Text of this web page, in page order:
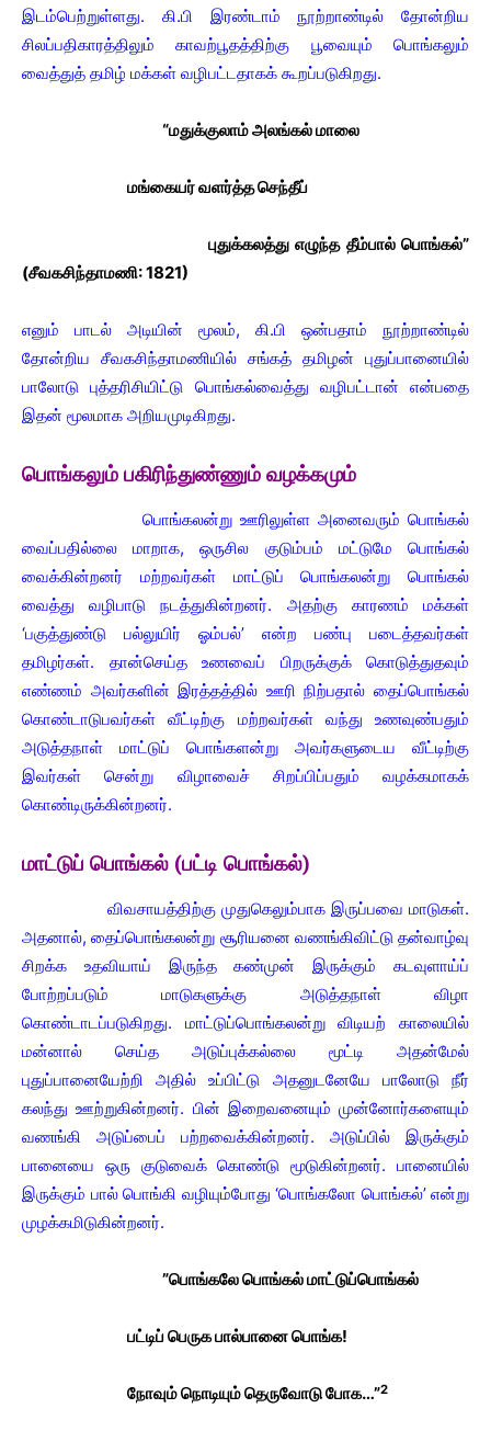
இடம்பெற்றுள்ளது. கி.பி இரண்டாம் நூற்றாண்டில் தோன்றிய
சிலப்பதிகாரத்திலும் காவற்பூதத்திற்கு பூவையும் பொங்கலும்
வைத்துத் தமிழ் மக்கள் வழிபட்டதாகக் கூறப்படுகிறது.
“மதுக்குலாம் அலங்கல் மாலை
மங்கையர் வளர்த்த செந்தீப்
புதுக்கலத்து எழுந்த தீம்பால் பொங்கல்”
(சீவகசிந்தாமணி: 1821)
எனும் பாடல் அடியின் மூலம், கி.பி ஒன்பதாம் நூற்றாண்டில்
தோன்றிய சீவகசிந்தாமணியில் சங்கத் தமிழன் புதுப்பானையில்
பாலோடு புத்தரிசியிட்டு பொங்கல்வைத்து வழிபட்டான் என்பதை
இதன் மூலமாக அறியமுடிகிறது.
பொங்கலும் பகிரிந்துண்ணும் வழக்கமும்
பொங்கலன்று ஊரிலுள்ள அனைவரும் பொங்கல்
வைப்பதில்லை மாறாக, ஒருசில குடும்பம் மட்டுமே பொங்கல்
வைக்கின்றனர் மற்றவர்கள் மாட்டுப் பொங்கலன்று பொங்கல்
வைத்து வழிபாடு நடத்துகின்றனர். அதற்கு காரணம் மக்கள்
‘பகுத்துண்டு பல்லுயிர் ஓம்பல்’ என்ற பண்பு படைத்தவர்கள்
தமிழர்கள். தான்செய்த உணவைப் பிறருக்குக் கொடுத்துதவும்
எண்ணம் அவர்களின் இரத்தத்தில் ஊரி நிற்பதால் தைப்பொங்கல்
கொண்டாடுபவர்கள் வீட்டிற்கு மற்றவர்கள் வந்து உணவுண்பதும்
அடுத்தநாள் மாட்டுப் பொங்களன்று அவர்களுடைய வீட்டிற்கு
இவர்கள் சென்று விழாவைச் சிறப்பிப்பதும் வழக்கமாகக்
கொண்டிருக்கின்றனர்.
மாட்டுப் பொங்கல் (பட்டி பொங்கல்)
விவசாயத்திற்கு முதுகெலும்பாக இருப்பவை மாடுகள்.
அதனால், தைப்பொங்கலன்று சூரியனை வணங்கிவிட்டு தன்வாழ்வு
சிறக்க உதவியாய் இருந்த கண்முன் இருக்கும் கடவுளாய்ப்
போற்றப்படும் மாடுகளுக்கு அடுத்தநாள் விழா
கொண்டாடப்படுகிறது. மாட்டுப்பொங்கலன்று விடியற் காலையில்
மன்னால் செய்த அடுப்புக்கல்லை மூட்டி அதன்மேல்
புதுப்பானையேற்றி அதில் உப்பிட்டு அதனுடனேயே பாலோடு நீர்
கலந்து ஊற்றுகின்றனர். பின் இறைவனையும் முன்னோர்களையும்
வணங்கி அடுப்பைப் பற்றவைக்கின்றனர். அடுப்பில் இருக்கும்
பானையை ஒரு குடுவைக் கொண்டு மூடுகின்றனர். பானையில்
இருக்கும் பால் பொங்கி வழியும்போது ‘பொங்கலோ பொங்கல்’ என்று
முழக்கமிடுகின்றனர்.
”பொங்கலே பொங்கல் மாட்டுப்பொங்கல்
பட்டிப் பெருக பால்பானை பொங்க!
நோவும் நொடியும் தெருவோடு போக…”2